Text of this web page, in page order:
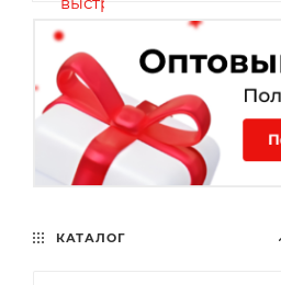
КАТАЛОГ